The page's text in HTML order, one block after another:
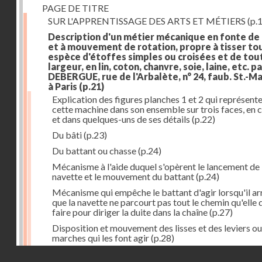
PAGE DE TITRE
SUR L'APPRENTISSAGE DES ARTS ET MÉTIERS
Description d'un métier mécanique en fonte
et à mouvement de rotation, propre à tisser
espèce d'étoffes simples ou croisées et de
largeur, en lin, coton, chanvre, soie, laine, etc.
DEBERGUE, rue de l'Arbalète, n° 24, faub. St.-
à Paris (p.21)
Explication des figures planches 1 et 2 qui
cette machine dans son ensemble sur trois faces, en
et dans quelques-uns de ses détails (p.22)
Du bâti(p.23)
Du battant ou chasse(p.24)
Mécanisme à l'aide duquel s'opèrent le lancement de
navette et le mouvement du battant(p.24)
Mécanisme qui empêche le battant d'agir lorsqu'il
que la navette ne parcourt pas tout le chemin qu'elle
faire pour diriger la duite dans la chaîne(p.27)
Disposition et mouvement des lisses et des leviers ou
marches qui les font agir(p.28)